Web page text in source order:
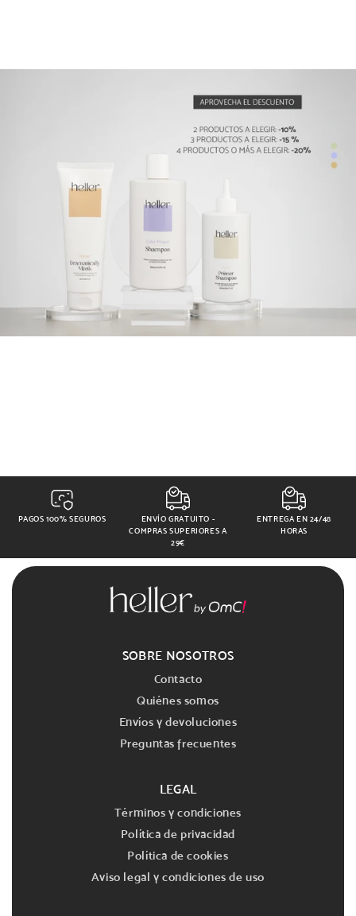
PAGOS 100% SEGUROS
ENVÍO GRATUITO -
COMPRAS SUPERIORES A
29€
ENTREGA EN 24/48
HORAS
SOBRE NOSOTROS
Contacto
Quiénes somos
Envíos y devoluciones
Preguntas frecuentes
LEGAL
Términos y condiciones
Política de privacidad
Política de cookies
Aviso legal y condiciones de uso